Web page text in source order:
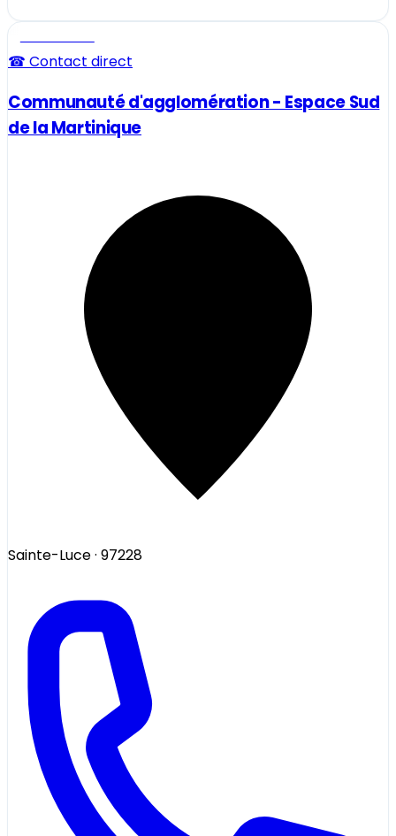
☎ Contact direct
Communauté d'agglomération - Espace Sud
de la Martinique
Sainte-Luce· 97228